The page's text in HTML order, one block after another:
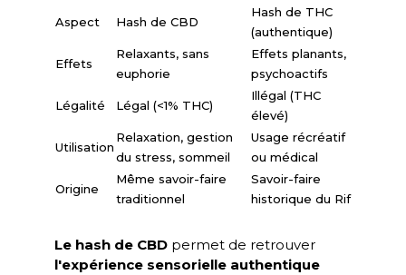
Aspect Hash de CBD
Hash de THC
(authentique)
Effets
Relaxants, sans
euphorie
Effets planants,
psychoactifs
Légalité Légal (<1% THC)
Illégal (THC
élevé)
Utilisation
Relaxation, gestion
du stress, sommeil
Usage récréatif
ou médical
Origine
Même savoir-faire
traditionnel
Savoir-faire
historique du Rif
Le hash de CBD permet de retrouver
l'expérience sensorielle authentique